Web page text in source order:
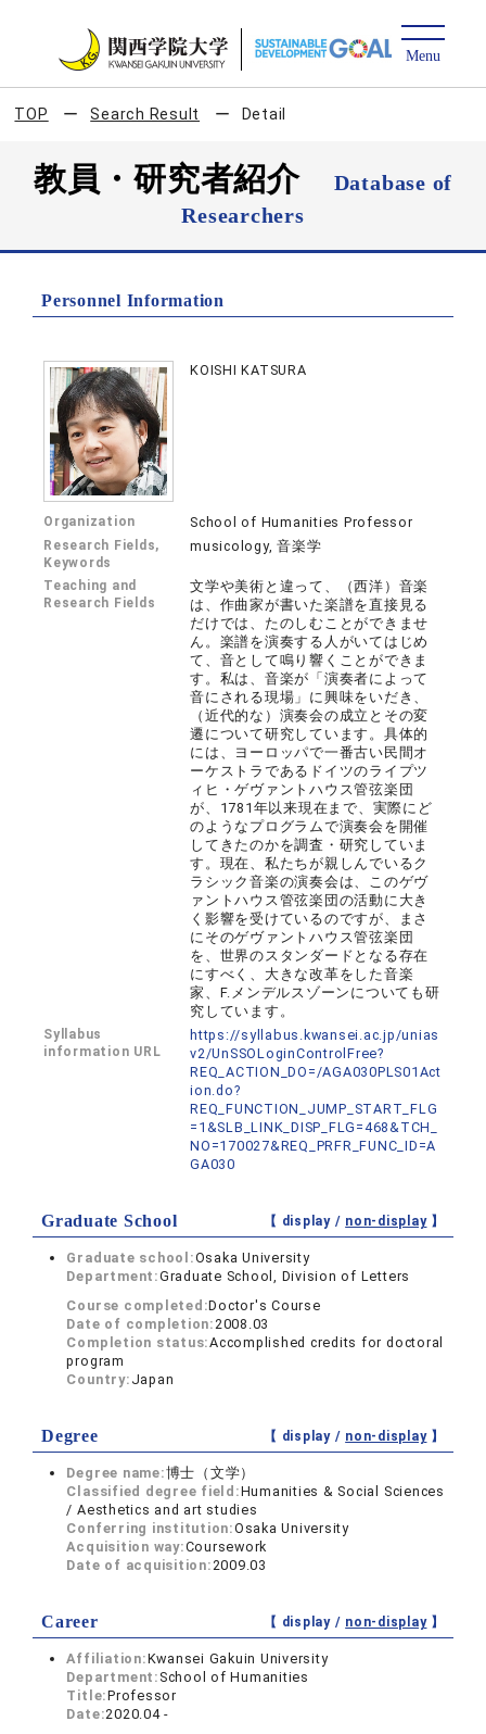
TOP Search Result Detail
教員・研究者紹介
Database of
Researchers
Personnel Information
KOISHI KATSURA
Organization School of Humanities Professor
Research Fields,
Keywords
musicology, 音楽学
Teaching and
Research Fields
文学や美術と違って、（西洋）音楽
は、作曲家が書いた楽譜を直接見る
だけでは、たのしむことができませ
ん。楽譜を演奏する人がいてはじめ
て、音として鳴り響くことができま
す。私は、音楽が「演奏者によって
音にされる現場」に興味をいだき、
（近代的な）演奏会の成立とその変
遷について研究しています。具体的
には、ヨーロッパで一番古い民間オ
ーケストラであるドイツのライプツ
ィヒ・ゲヴァントハウス管弦楽団
が、1781年以来現在まで、実際にど
のようなプログラムで演奏会を開催
してきたのかを調査・研究していま
す。現在、私たちが親しんでいるク
ラシック音楽の演奏会は、このゲヴ
ァントハウス管弦楽団の活動に大き
く影響を受けているのですが、まさ
にそのゲヴァントハウス管弦楽団
を、世界のスタンダードとなる存在
にすべく、大きな改革をした音楽
家、F.メンデルスゾーンについても研
究しています。
Syllabus
information URL
https://syllabus.kwansei.ac.jp/unias
v2/UnSSOLoginControlFree?
REQ_ACTION_DO=/AGA030PLS01Act
ion.do?
REQ_FUNCTION_JUMP_START_FLG
=1&SLB_LINK_DISP_FLG=468&TCH_
NO=170027&REQ_PRFR_FUNC_ID=A
GA030
Graduate School 【 display / non-display】
Graduate school:Osaka University
Department:Graduate School, Division of Letters
Course completed:Doctor's Course
Date of completion:2008.03
Completion status:Accomplished credits for doctoral
program
Country: Japan
Degree 【 display / non-display】
Degree name:博士（文学）
Classified degree field:Humanities & Social Sciences
/ Aesthetics and art studies
Conferring institution:Osaka University
Acquisition way:Coursework
Date of acquisition:2009.03
Career 【 display / non-display】
Affiliation:Kwansei Gakuin University
Department: School of Humanities
Title:Professor
Date:2020.04 -